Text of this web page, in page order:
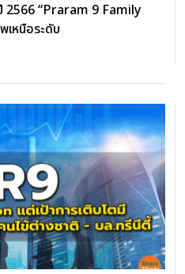
2566 “Praram 9 Family
เหนือระดับ